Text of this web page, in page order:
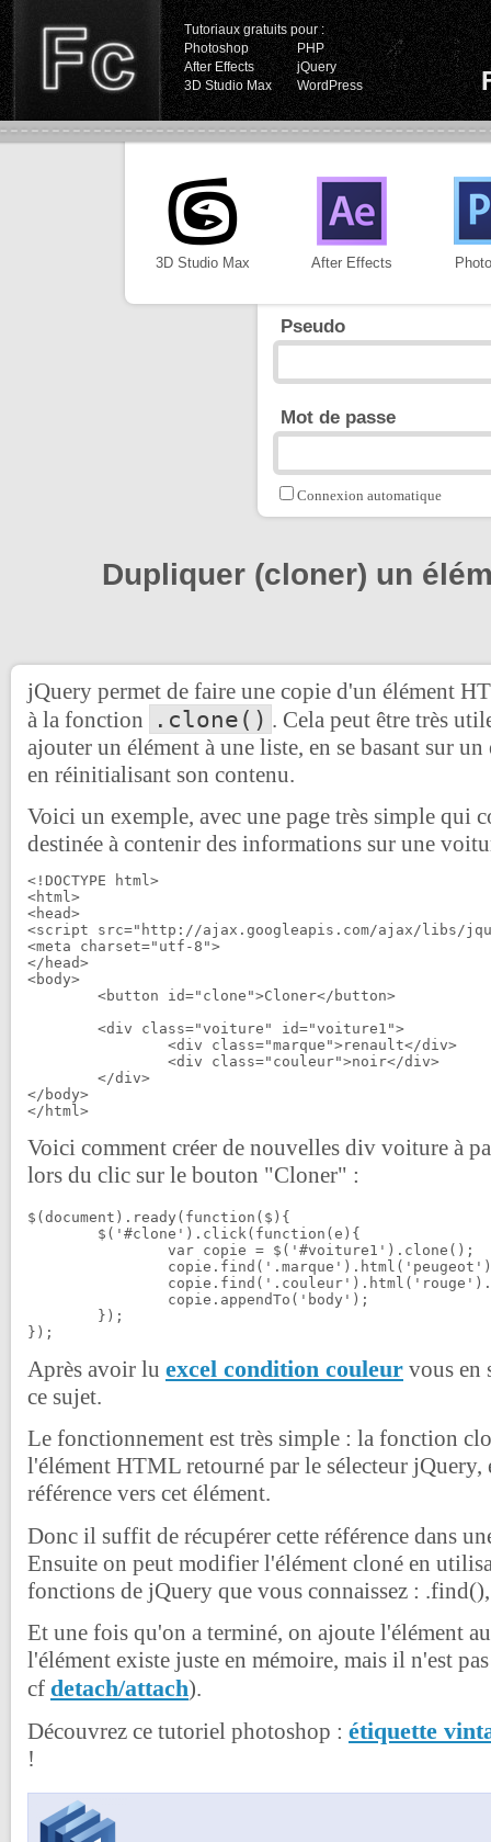
Tutoriaux gratuits pour :
Photoshop
PHP
After Effects
jQuery
3D Studio Max
WordPress
3D Studio Max After Effects
Pseudo
Mot de passe
Connexion automatique
Dupliquer (cloner) un
jQuery permet de faire une copie d'un élément
à la fonction
.clone() . Cela peut être très
ajouter un élément à une liste, en se basant sur
en réinitialisant son contenu.
Voici un exemple, avec une page très simple qui
destinée à contenir des informations sur une
<!DOCTYPE html>
<html>
<head>
<script src="http://ajax.googleapis.com/ajax/libs/
<meta charset="utf-8">
</head>
<body>
</body>
</html>
Voici comment créer de nouvelles div voiture à
lors du clic sur le bouton "Cloner" :
$(document).ready(function($){
});
Après avoir lu excel condition couleur vous en
ce sujet.
Le fonctionnement est très simple : la fonction
l'élément HTML retourné par le sélecteur jQuery,
référence vers cet élément.
Donc il suffit de récupérer cette référence dans
Ensuite on peut modifier l'élément cloné en
fonctions de jQuery que vous connaissez :
Et une fois qu'on a terminé, on ajoute l'élément
l'élément existe juste en mémoire, mais il n'est
cf detach/attach).
Découvrez ce tutoriel photoshop : étiquette
!